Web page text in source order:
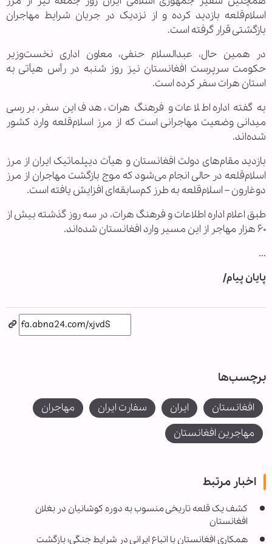
اسلام‌قلعه بازدید کرده و از نزدیک در جریان شرایط مهاجران
بازگشتی قرار گرفته است.
در همین حال، عبدالسلام حنفی، معاون اداری نخست‌وزیر
حکومت سرپرست افغانستان نیز روز شنبه در رأس هیأتی به
استان هرات سفر کرده است.
به گفته اداره اطلاعات و فرهنگ هرات، هدف این سفر، بررسی
میدانی وضعیت مهاجرانی است که از مرز اسلام‌قلعه وارد کشور
شده‌اند.
بازدید مقام‌های دولت افغانستان و هیأت دیپلماتیک ایران از مرز
اسلام‌قلعه در حالی انجام می‌شود که موج بازگشت مهاجران از مرز
دوغارون – اسلام‌قلعه به طرز کم‌سابقه‌ای افزایش یافته است.
طبق اعلام اداره اطلاعات و فرهنگ هرات، در سه روز گذشته بیش از
۶۰ هزار مهاجر از این مسیر وارد افغانستان شده‌اند.
...
پایان پیام/
برچسب‌ها
افغانستان ایران سفارت ایران
مهاجران
مهاجرین افغانستان
اخبار مرتبط
کشف یک قلعه تاریخی منسوب به دوره کوشانیان در بغلان
افغانستان
همکاری افغانستان با اتباع ایرانی در شرایط جنگی؛ بازگشت